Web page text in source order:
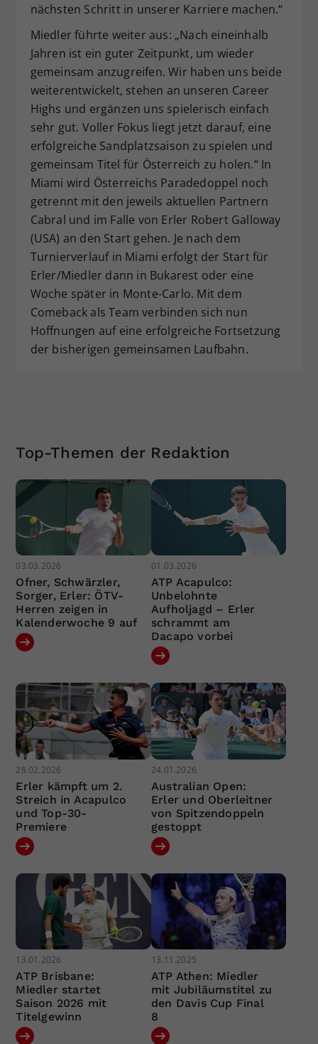
nächsten Schritt in unserer Karriere machen.“
Miedler führte weiter aus: „Nach eineinhalb
Jahren ist ein guter Zeitpunkt, um wieder
gemeinsam anzugreifen. Wir haben uns beide
weiterentwickelt, stehen an unseren Career
Highs und ergänzen uns spielerisch einfach
sehr gut. Voller Fokus liegt jetzt darauf, eine
erfolgreiche Sandplatzsaison zu spielen und
gemeinsam Titel für Österreich zu holen.“ In
Miami wird Österreichs Paradedoppel noch
getrennt mit den jeweils aktuellen Partnern
Cabral und im Falle von Erler Robert Galloway
(USA) an den Start gehen. Je nach dem
Turnierverlauf in Miami erfolgt der Start für
Erler/Miedler dann in Bukarest oder eine
Woche später in Monte-Carlo. Mit dem
Comeback als Team verbinden sich nun
Hoffnungen auf eine erfolgreiche Fortsetzung
der bisherigen gemeinsamen Laufbahn.
Top-Themen der Redaktion
03.03.2026
Ofner, Schwärzler,
Sorger, Erler: ÖTV-
Herren zeigen in
Kalenderwoche 9 auf
01.03.2026
ATP Acapulco:
Unbelohnte
Aufholjagd – Erler
schrammt am
Dacapo vorbei
28.02.2026
Erler kämpft um 2.
Streich in Acapulco
und Top-30-
Premiere
24.01.2026
Australian Open:
Erler und Oberleitner
von Spitzendoppeln
gestoppt
13.01.2026
ATP Brisbane:
Miedler startet
Saison 2026 mit
Titelgewinn
13.11.2025
ATP Athen: Miedler
mit Jubiläumstitel zu
den Davis Cup Final
8